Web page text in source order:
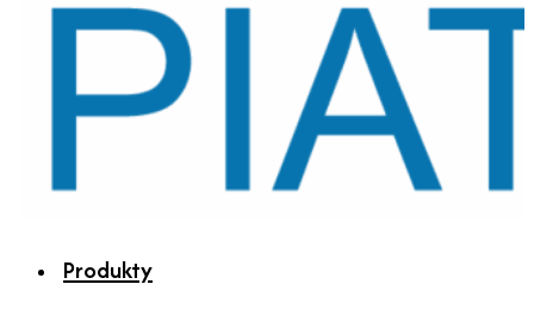
Produkty